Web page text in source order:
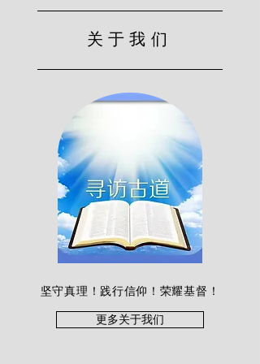
关于我们
坚守真理！践行信仰！荣耀基督！
更多关于我们